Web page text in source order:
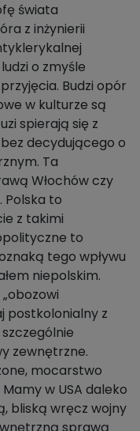
świata
z inżynierii
o zmyśle
Budzi opór
w kulturze są
spierają się z
bez decydującego o
Ta
Włochów czy
Polska to
z takimi
to
tego wpływu
niepolskim.
postkolonialny z
zewnętrzne.
mocarstwo
w USA daleko
bliską wręcz wojny